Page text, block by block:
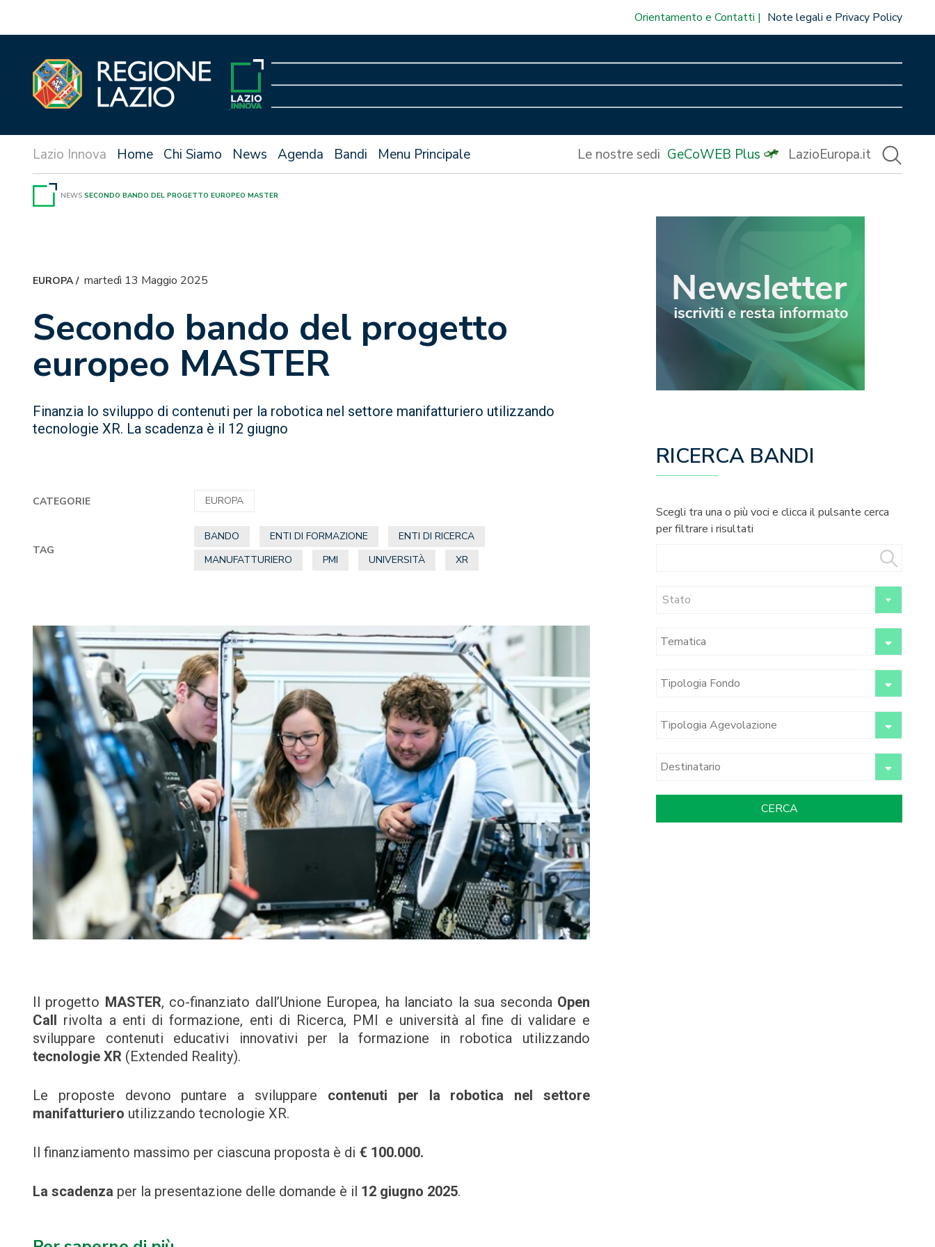
Orientamento e Contatti Note legali e Privacy Policy
Home Chi Siamo News Agenda Bandi Menu Principale Le nostre sedi GeCoWEB Plus LazioEuropa.it
NEWS SECONDO BANDO DEL PROGETTO EUROPEO MASTER
EUROPA/ martedì 13 Maggio 2025
Secondo bando del progetto
europeo MASTER
Finanzia lo sviluppo di contenuti per la robotica nel settore manifatturiero utilizzando
tecnologie XR. La scadenza è il 12 giugno
CATEGORIE EUROPA
TAG
BANDO ENTI DI FORMAZIONE
ENTI DI RICERCA
MANUFATTURIERO
PMI UNIVERSITÀ XR
Il progetto MASTER, co-finanziato dall’Unione Europea, ha lanciato la sua seconda Open
Call rivolta a enti di formazione, enti di Ricerca, PMI e università al fine di validare e
sviluppare contenuti educativi innovativi per la formazione in robotica utilizzando
tecnologie XR (Extended Reality).
Le proposte devono puntare a sviluppare contenuti per la robotica nel settore
manifatturiero utilizzando tecnologie XR.
Il finanziamento massimo per ciascuna proposta è di € 100.000.
La scadenza per la presentazione delle domande è il 12 giugno 2025.
RICERCA BANDI
Scegli tra una o più voci e clicca il pulsante cerca
per filtrare i risultati
Stato